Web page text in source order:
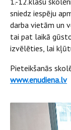
sniedz iespēju
darba vietām un
tai pat laikā
izvēlēties, lai
Pieteikšanās
www.enudiena.lv